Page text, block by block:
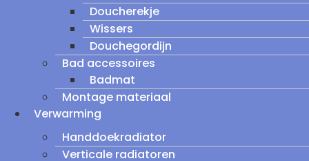
Doucherekje
Wissers
Douchegordijn
Bad accessoires
Badmat
Montage materiaal
Verwarming
Handdoekradiator
Verticale radiatoren